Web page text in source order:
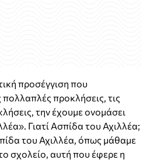
προσέγγιση που
πολλαπλές προκλήσεις, τις
την έχουμε ονομάσει
Γιατί Ασπίδα του Αχιλλέα;
του Αχιλλέα, όπως μάθαμε
σχολείο, αυτή που έφερε η